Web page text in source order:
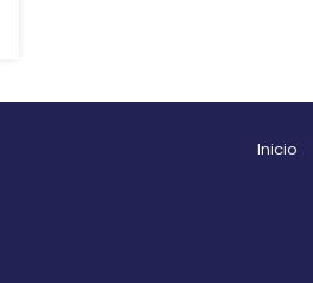
Inicio